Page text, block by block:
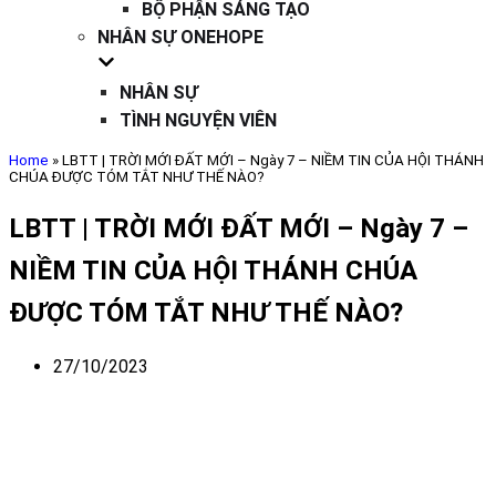
BỘ PHẬN SÁNG TẠO
NHÂN SỰ ONEHOPE
NHÂN SỰ
TÌNH NGUYỆN VIÊN
Home » LBTT | TRỜI MỚI ĐẤT MỚI – Ngày 7 – NIỀM TIN CỦA HỘI THÁNH
CHÚA ĐƯỢC TÓM TẮT NHƯ THẾ NÀO?
LBTT | TRỜI MỚI ĐẤT MỚI – Ngày 7 –
NIỀM TIN CỦA HỘI THÁNH CHÚA
ĐƯỢC TÓM TẮT NHƯ THẾ NÀO?
27/10/2023